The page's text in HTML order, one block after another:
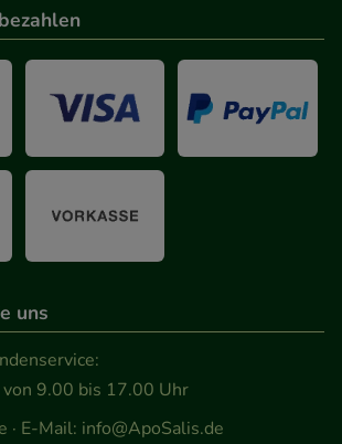
uns
9.00 bis 17.00 Uhr
· E-Mail: info@ApoSalis.de